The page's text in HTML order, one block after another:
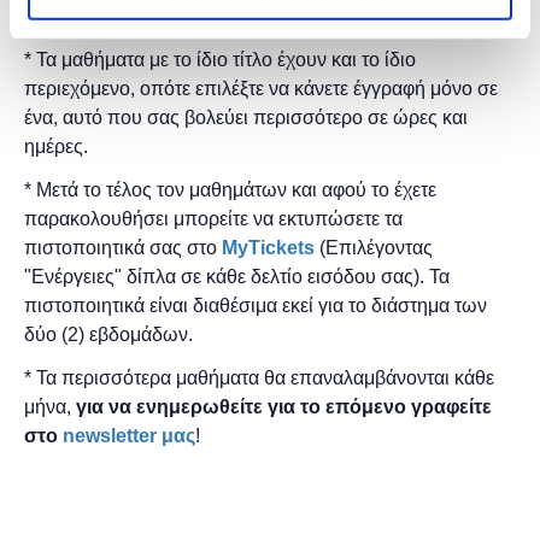
τουMicrosoft Teams.
* Τα μαθήματα με το ίδιο τίτλο έχουν και το ίδιο
περιεχόμενο, οπότε επιλέξτε να κάνετε έγγραφή μόνο σε
ένα, αυτό που σας βολεύει περισσότερο σε ώρες και
ημέρες.
* Μετά το τέλος τον μαθημάτων και αφού το έχετε
παρακολουθήσει μπορείτε να εκτυπώσετε τα
πιστοποιητικά ​σας στο MyTickets (Επιλέγοντας
"Ενέργειες" δίπλα σε κάθε δελτίο εισόδου σας). Τα
πιστοποιητικά είναι διαθέσιμα εκεί για το διάστημα των
δύο (2) εβδομάδων.
* Τα περισσότερα μαθήματα θα επαναλαμβάνονται κάθε
μήνα, για να ενημερωθείτε για το επόμενο γραφείτε
στο newsletter μας!